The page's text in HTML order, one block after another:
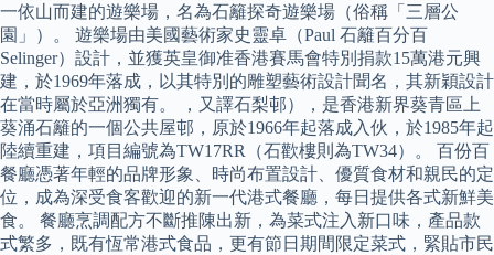
一依山而建的遊樂場，名為石籬探奇遊樂場（俗稱「三層公
園」）。 遊樂場由美國藝術家史靈卓（Paul 石籬百分百
Selinger）設計，並獲英皇御准香港賽馬會特別捐款15萬港元興
建，於1969年落成，以其特別的雕塑藝術設計聞名，其新穎設計
在當時屬於亞洲獨有。 ，又譯石梨邨），是香港新界葵青區上
葵涌石籬的一個公共屋邨，原於1966年起落成入伙，於1985年起
陸續重建，項目編號為TW17RR（石歡樓則為TW34）。 百份百
餐廳憑著年輕的品牌形象、時尚布置設計、優質食材和親民的定
位，成為深受食客歡迎的新一代港式餐廳，每日提供各式新鮮美
食。 餐廳烹調配方不斷推陳出新，為菜式注入新口味，產品款
式繁多，既有恆常港式食品，更有節日期間限定菜式，緊貼市民